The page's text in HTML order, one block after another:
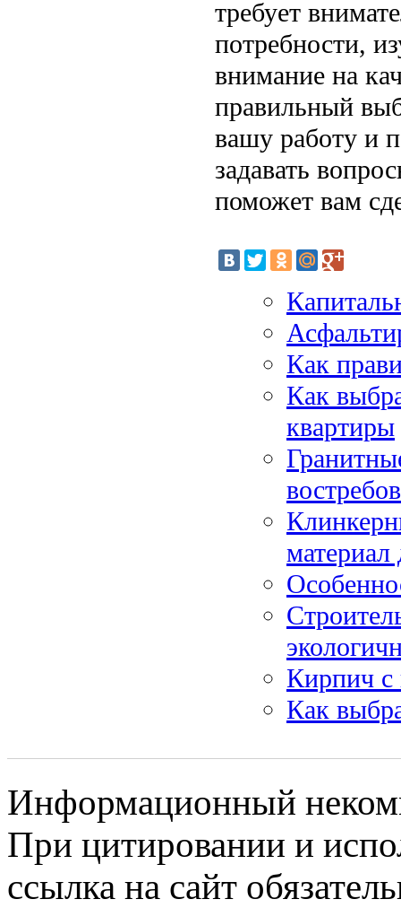
требует
потребности,
внимание на
правильный
вашу работу и
задавать
поможет вам
Как
Как
квартиры
материал
Кирпич с
Как
Информационный
При цитировании и
ссылка на сайт